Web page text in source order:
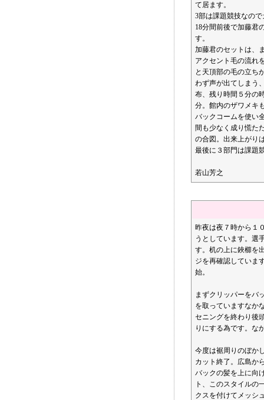
て居ます。
3部は課題競技なの
18分間前後で加藤君
す。
加藤君のセットは、
アクセント毛の流れ
と天頂部の毛の立ち
わず声が出てしまう
布、残り時間５分の
分。館内のザワメキ
バックコームを使い
間も少なく成り慌た
の合図。出来上がり
最後に３部門は課題
若山芳之
昨夜は夜７時から１
うとしています。選
す。机の上に鋏櫛を
ジを再確認していま
始。
まずクリッパーをバ
を取っていますなか
セニングを終わり後
りにする為です。な
今度は裾周りのぼか
カット終了。広島か
バックの髪を上に向
ト、このスタイルの
クスを付けてメッシ